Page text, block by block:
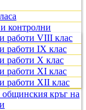
контролни
работи VIII клас
работи IX клас
работи X клас
работи XI клас
работи XII клас
кръг на